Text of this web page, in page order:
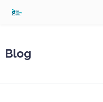
Blog